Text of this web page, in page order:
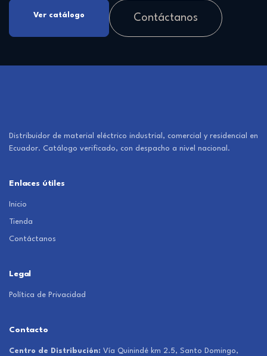
Ver catálogo Contáctanos
Distribuidor de material eléctrico industrial, comercial y residencial en
Ecuador. Catálogo verificado, con despacho a nivel nacional.
Enlaces útiles
Inicio
Tienda
Contáctanos
Legal
Política de Privacidad
Contacto
Centro de Distribución: Vía Quinindé km 2.5, Santo Domingo,